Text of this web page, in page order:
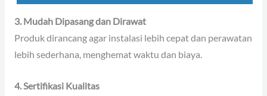
3. Mudah Dipasang dan Dirawat
Produk dirancang agar instalasi lebih cepat dan perawatan
lebih sederhana, menghemat waktu dan biaya.
4. Sertifikasi Kualitas